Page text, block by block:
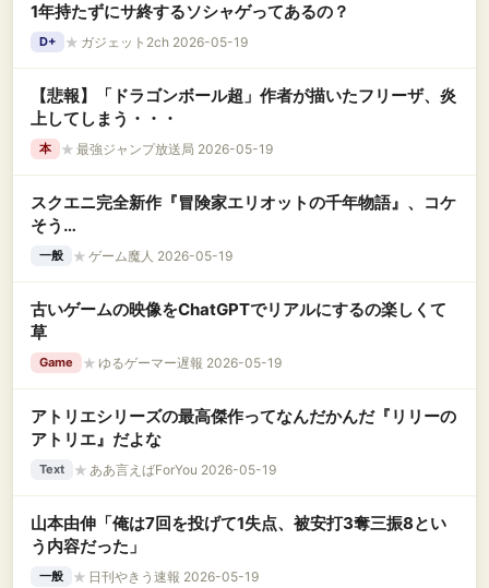
1年持たずにサ終するソシャゲってあるの？
D+ ★ ガジェット2ch 2026-05-19
【悲報】「ドラゴンボール超」作者が描いたフリーザ、炎
上してしまう・・・
本 ★ 最強ジャンプ放送局 2026-05-19
スクエニ完全新作『冒険家エリオットの千年物語』、コケ
そう…
一般 ★ ゲーム魔人 2026-05-19
古いゲームの映像をChatGPTでリアルにするの楽しくて
草
Game ★ ゆるゲーマー遅報 2026-05-19
アトリエシリーズの最高傑作ってなんだかんだ『リリーの
アトリエ』だよな
Text ★ ああ言えばForYou 2026-05-19
山本由伸「俺は7回を投げて1失点、被安打3奪三振8とい
う内容だった」
一般 ★ 日刊やきう速報 2026-05-19